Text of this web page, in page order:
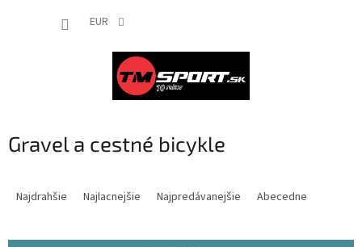
EUR
Gravel a cestné bicykle
Najdrahšie Najlacnejšie Najpredávanejšie Abecedne